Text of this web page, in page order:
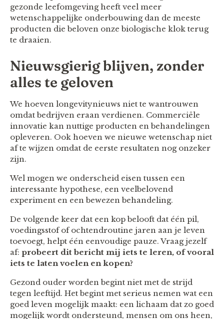
gezonde leefomgeving heeft veel meer
wetenschappelijke onderbouwing dan de meeste
producten die beloven onze biologische klok terug
te draaien.
Nieuwsgierig blijven, zonder
alles te geloven
We hoeven longevitynieuws niet te wantrouwen
omdat bedrijven eraan verdienen. Commerciële
innovatie kan nuttige producten en behandelingen
opleveren. Ook hoeven we nieuwe wetenschap niet
af te wijzen omdat de eerste resultaten nog onzeker
zijn.
Wel mogen we onderscheid eisen tussen een
interessante hypothese, een veelbelovend
experiment en een bewezen behandeling.
De volgende keer dat een kop belooft dat één pil,
voedingsstof of ochtendroutine jaren aan je leven
toevoegt, helpt één eenvoudige pauze. Vraag jezelf
af: probeert dit bericht mij iets te leren, of vooral
iets te laten voelen en kopen?
Gezond ouder worden begint niet met de strijd
tegen leeftijd. Het begint met serieus nemen wat een
goed leven mogelijk maakt: een lichaam dat zo goed
mogelijk wordt ondersteund, mensen om ons heen,